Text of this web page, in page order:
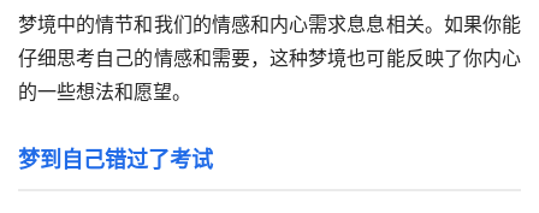
梦境中的情节和我们的情感和内心需求息息相关。如果你能
仔细思考自己的情感和需要，这种梦境也可能反映了你内心
的一些想法和愿望。
梦到自己错过了考试